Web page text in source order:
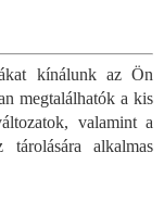
kínálunk az Ön
megtalálhatók a kis
valamint a
alkalmas